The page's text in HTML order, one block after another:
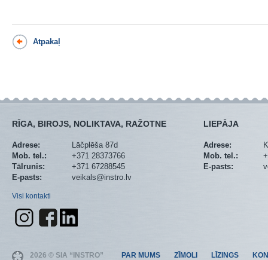
Atpakaļ
RĪGA, BIROJS, NOLIKTAVA, RAŽOTNE
Adrese:
Lāčplēša 87d
Mob. tel.:
+371 28373766
Tālrunis:
+371 67288545
E-pasts:
veikals@instro.lv
Visi kontakti
LIEPĀJA
Adrese:
Mob. tel.:
E-pasts:
2026 © SIA “INSTRO” PAR MUMS ZĪMOLI LĪZINGS